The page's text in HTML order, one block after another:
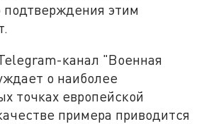
этим
канал "Военная
о наиболее
точках европейской
примера приводится